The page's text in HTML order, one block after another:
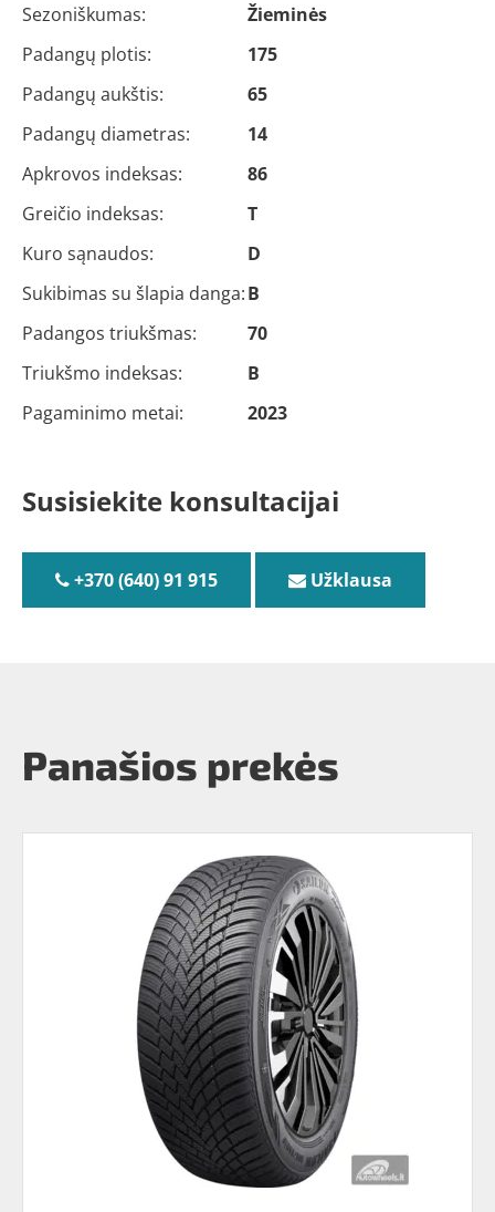
Sezoniškumas:
Žieminės
Padangų plotis:
175
Padangų aukštis:
65
Padangų diametras:
14
Apkrovos indeksas:
86
Greičio indeksas:
T
Kuro sąnaudos:
D
Sukibimas su šlapia danga:B
Padangos triukšmas:
70
Triukšmo indeksas:
B
Pagaminimo metai:
2023
Susisiekite konsultacijai
+370 (640) 91 915 Užklausa
Panašios prekės